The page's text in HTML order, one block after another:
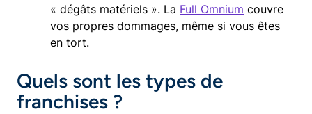
« dégâts matériels ». La Full Omnium couvre
vos propres dommages, même si vous êtes
en tort.
Quels sont les types de
franchises ?